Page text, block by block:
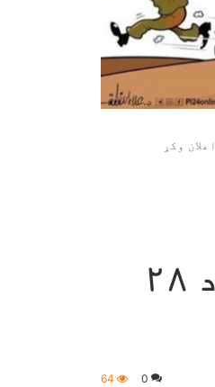
اسراییلي ځواکونو پر وړاندې د ۲۸
0
64